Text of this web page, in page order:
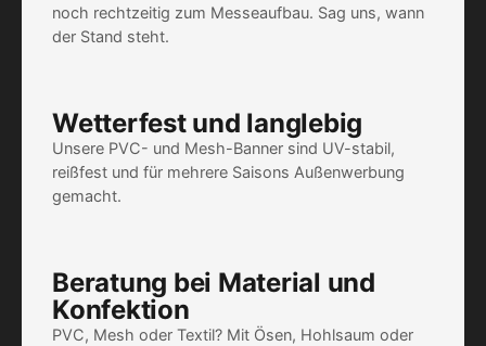
noch rechtzeitig zum Messeaufbau. Sag uns, wann
der Stand steht.
Wetterfest und langlebig
Unsere PVC- und Mesh-Banner sind UV-stabil,
reißfest und für mehrere Saisons Außenwerbung
gemacht.
Beratung bei Material und
Konfektion
PVC, Mesh oder Textil? Mit Ösen, Hohlsaum oder